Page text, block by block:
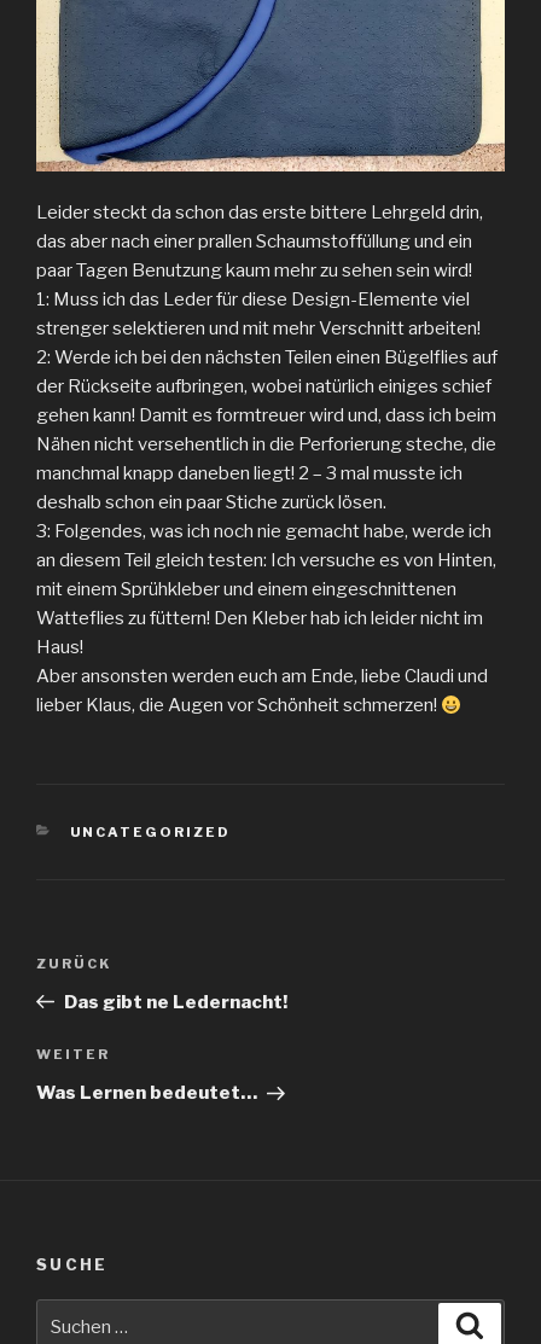
Leider steckt da schon das erste bittere Lehrgeld drin,
das aber nach einer prallen Schaumstoffüllung und ein
paar Tagen Benutzung kaum mehr zu sehen sein wird!
1: Muss ich das Leder für diese Design-Elemente viel
strenger selektieren und mit mehr Verschnitt arbeiten!
2: Werde ich bei den nächsten Teilen einen Bügelflies auf
der Rückseite aufbringen, wobei natürlich einiges schief
gehen kann! Damit es formtreuer wird und, dass ich beim
Nähen nicht versehentlich in die Perforierung steche, die
manchmal knapp daneben liegt! 2 – 3 mal musste ich
deshalb schon ein paar Stiche zurück lösen.
3: Folgendes, was ich noch nie gemacht habe, werde ich
an diesem Teil gleich testen: Ich versuche es von Hinten,
mit einem Sprühkleber und einem eingeschnittenen
Watteflies zu füttern! Den Kleber hab ich leider nicht im
Haus!
Aber ansonsten werden euch am Ende, liebe Claudi und
lieber Klaus, die Augen vor Schönheit schmerzen!
KATEGORIEN
UNCATEGORIZED
Beitragsnavigation
Vorheriger
Beitrag
ZURÜCK
Das gibt ne Ledernacht!
Nächster
Beitrag
WEITER
Was Lernen bedeutet…
SUCHE